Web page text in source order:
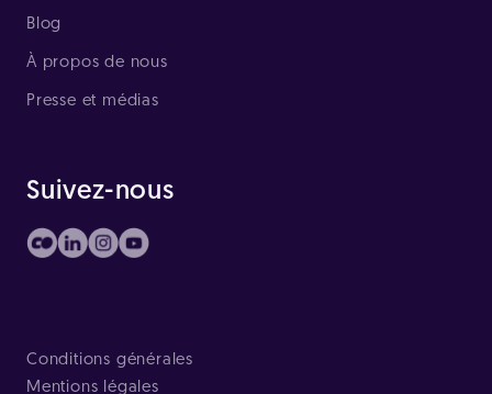
Blog
À propos de nous
Presse et médias
Suivez-nous
Conditions générales
Mentions légales